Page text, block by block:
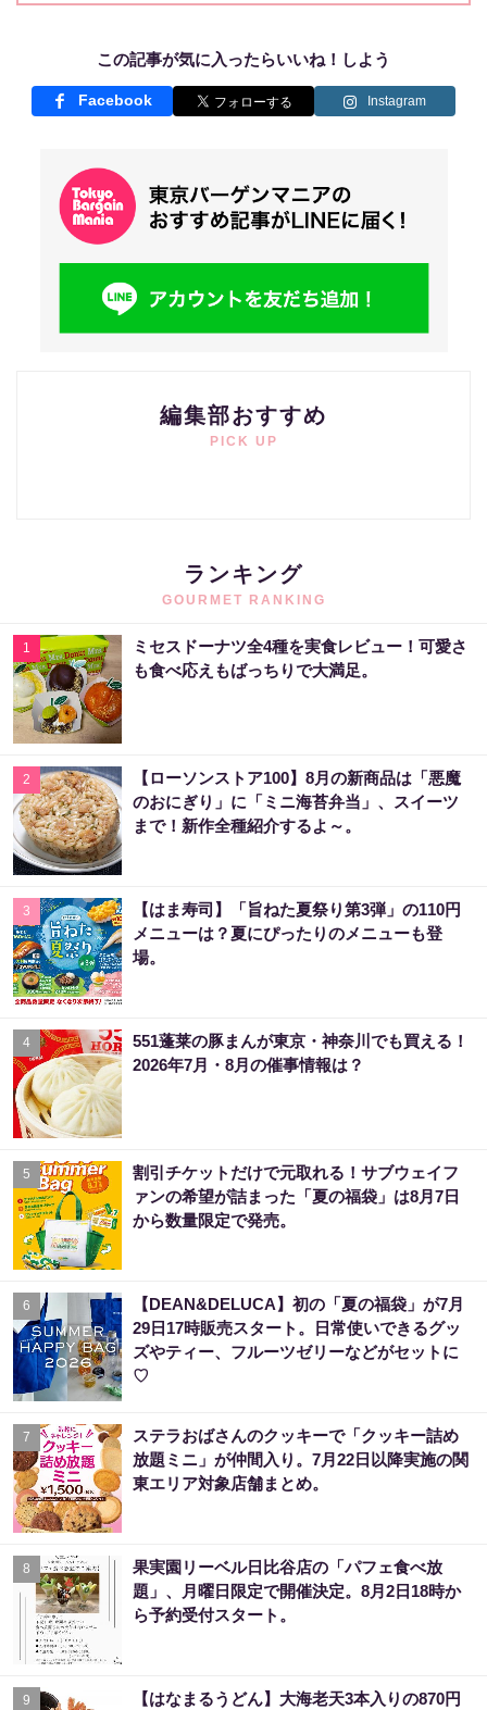
この記事が気に入ったらいいね！しよう
Facebook Instagram
編集部おすすめ
PICK UP
ランキング
GOURMET RANKING
1
ミセスドーナツ全4種を実食レビュー！可愛さ
も食べ応えもばっちりで大満足。
2
【ローソンストア100】8月の新商品は「悪魔
のおにぎり」に「ミニ海苔弁当」、スイーツ
まで！新作全種紹介するよ～。
3
【はま寿司】「旨ねた夏祭り第3弾」の110円
メニューは？夏にぴったりのメニューも登
場。
4
551蓬莱の豚まんが東京・神奈川でも買える！
2026年7月・8月の催事情報は？
5
割引チケットだけで元取れる！サブウェイフ
ァンの希望が詰まった「夏の福袋」は8月7日
から数量限定で発売。
6
【DEAN&DELUCA】初の「夏の福袋」が7月
29日17時販売スタート。日常使いできるグッ
ズやティー、フルーツゼリーなどがセットに
♡
7
ステラおばさんのクッキーで「クッキー詰め
放題ミニ」が仲間入り。7月22日以降実施の関
東エリア対象店舗まとめ。
8
果実園リーベル日比谷店の「パフェ食べ放
題」、月曜日限定で開催決定。8月2日18時か
ら予約受付スタート。
9
【はなまるうどん】大海老天3本入りの870円